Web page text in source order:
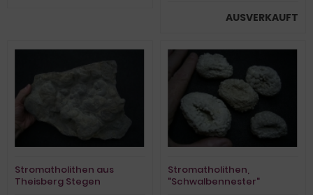
AUSVERKAUFT
Stromatholithen aus
Theisberg Stegen
Stromatholithen,
"Schwalbennester"